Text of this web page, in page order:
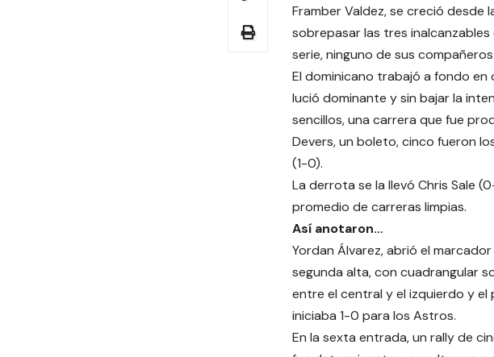
Framber Valdez, se creció desde
sobrepasar las tres
serie, ninguno de sus
El dominicano trabajó a fondo
lució dominante y sin bajar la
sencillos, una carrera que fue
Devers, un boleto, cinco fueron
(1-0).
La derrota se la llevó Chris Sale (0-
promedio de carreras limpias.
Así anotaron…
Yordan Álvarez, abrió el marcador
segunda alta, con cuadrangular
entre el central y el izquierdo y el
iniciaba 1-0 para los Astros.
En la sexta entrada, un rally de